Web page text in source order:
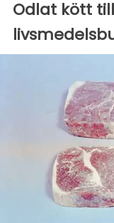
Odlat kött